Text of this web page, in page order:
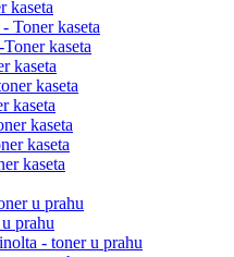
kaseta
Toner kaseta
kaseta
kaseta
kaseta
kaseta
kaseta
kaseta
kaseta
u prahu
prahu
- toner u prahu